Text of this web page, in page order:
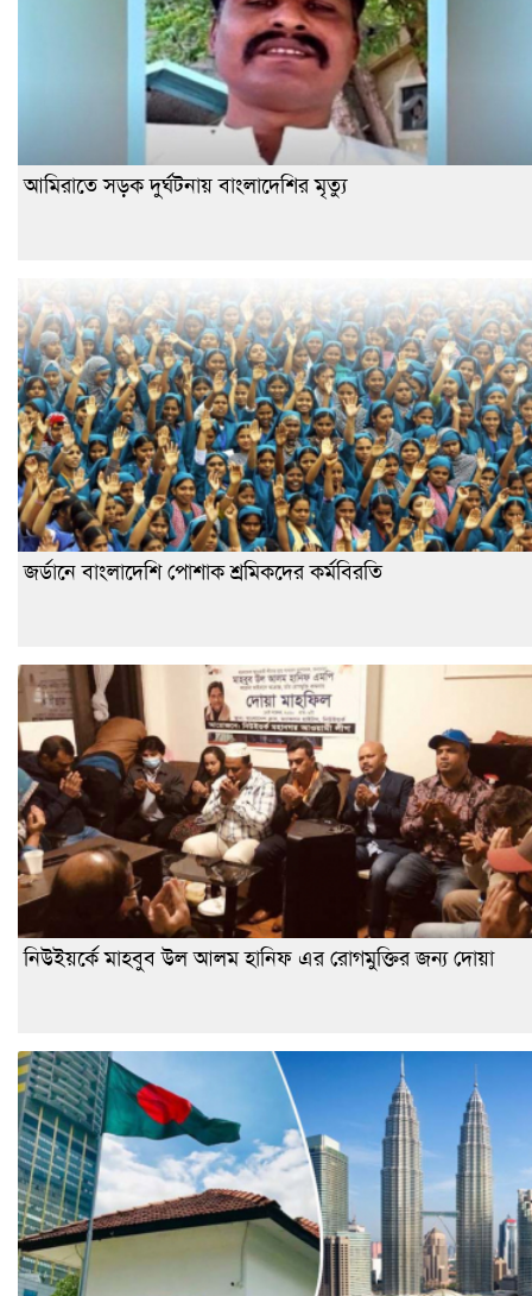
আমিরাতে সড়ক দুর্ঘটনায় বাংলাদেশির মৃত্যু
জর্ডানে বাংলাদেশি পোশাক শ্রমিকদের কর্মবিরতি
নিউইয়র্কে মাহবুব উল আলম হানিফ এর রোগমুক্তির জন্য দোয়া